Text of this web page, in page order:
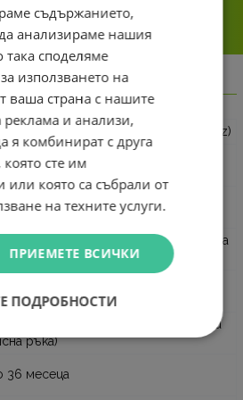
решаваме.
клавиатура и мишка (2.4 GHz)
(Бутална технология)
бутон)
bit AES криптиране на безжичната
(Симетричен – за лява и
ръка)
36 месеца
съдържанието,
анализираме нашия
споделяме
използването на
ваша страна с нашите
реклама и анализи,
я комбинират с друга
сте им
или която са събрали от
на техните услуги.
ПРИЕМЕТЕ ВСИЧКИ
ПОДРОБНОСТИ